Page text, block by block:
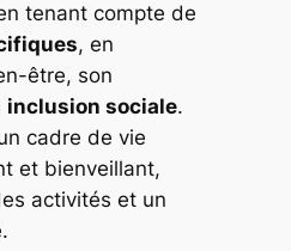
tenant compte de
, en
être, son
inclusion sociale.
cadre de vie
et bienveillant,
activités et un